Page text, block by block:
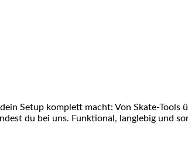
Setup komplett macht: Von Skate-
du bei uns. Funktional, langlebig und